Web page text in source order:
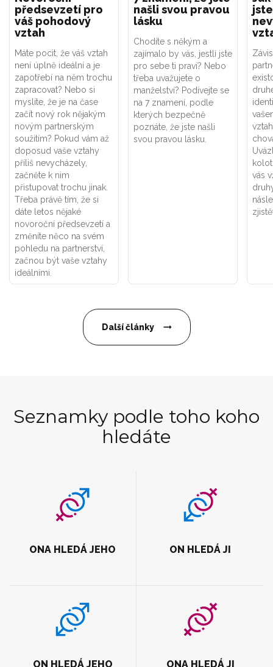
předsevzetí pro
váš pohodový
vztah
Máte pocit, že váš vztah
není úplně ideální a je
zapotřebí na něm trochu
zapracovat? Nebo si
myslíte, že je na čase
začít nový rok nějakým
novým partnerským
soužitím? Pokud vám až
doposud vaše vztahy
příliš nevycházely,
začněte k nim
přistupovat trochu jinak.
Třeba právě tím, že si
dáte letos nějaké
novoroční předsevzetí a
změníte něco na svém
pohledu na partnerství,
začnou být vaše vztahy
ideálními.
našli svou pravou
lásku
Chodíte s někým a
zajímalo by vás, jestli jste
pro sebe ti praví? Nebo
třeba uvažujete o
manželství? Podívejte se
na 7 znamení, podle
kterých bezpečně
poznáte, že jste našli
svou pravou lásku.
vás
Další články
Seznamky podle toho koho
hledáte
ONA HLEDÁ JEHO ON HLEDÁ JI
ON HLEDÁ JEHO ONA HLEDÁ JI